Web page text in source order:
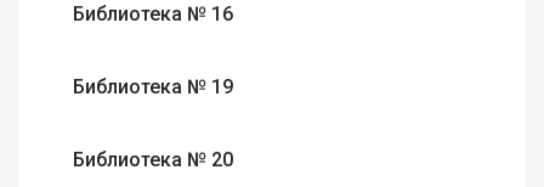
Библиотека № 16
Библиотека № 19
Библиотека № 20